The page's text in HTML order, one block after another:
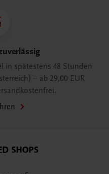
in spätestens 48 Stunden
– ab 29,00 EUR